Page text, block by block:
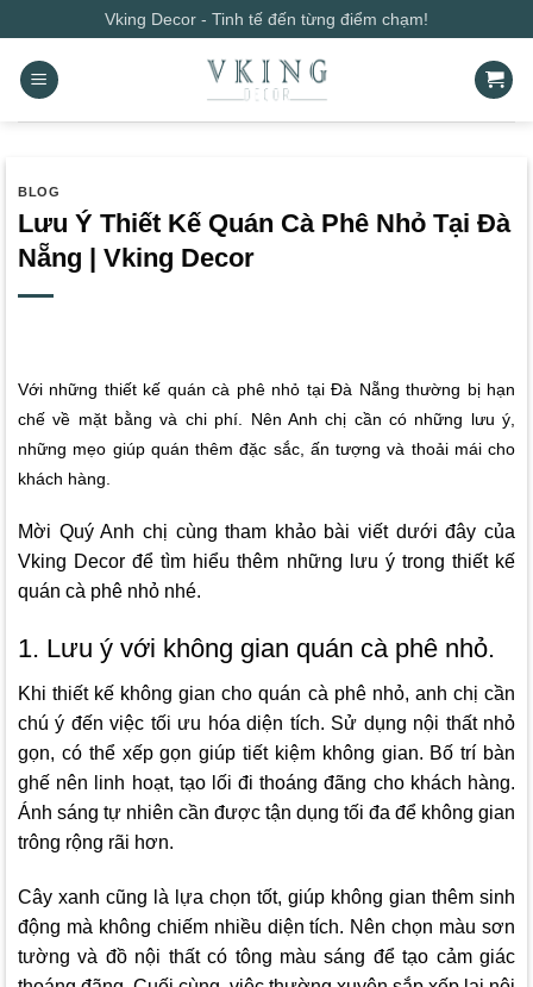
qua
nội
dung
Vking Decor - Tinh tế đến từng điểm chạm!
BLOG
Lưu Ý Thiết Kế Quán Cà Phê Nhỏ Tại Đà
Nẵng | Vking Decor
Với những thiết kế quán cà phê nhỏ tại Đà Nẵng thường bị hạn
chế về mặt bằng và chi phí. Nên Anh chị cần có những lưu ý,
những mẹo giúp quán thêm đặc sắc, ấn tượng và thoải mái cho
khách hàng.
Mời Quý Anh chị cùng tham khảo bài viết dưới đây của
Vking Decor để tìm hiểu thêm những lưu ý trong thiết kế
quán cà phê nhỏ nhé.
1. Lưu ý với không gian quán cà phê nhỏ.
Khi thiết kế không gian cho quán cà phê nhỏ, anh chị cần
chú ý đến việc tối ưu hóa diện tích. Sử dụng nội thất nhỏ
gọn, có thể xếp gọn giúp tiết kiệm không gian. Bố trí bàn
ghế nên linh hoạt, tạo lối đi thoáng đãng cho khách hàng.
Ánh sáng tự nhiên cần được tận dụng tối đa để không gian
trông rộng rãi hơn.
Cây xanh cũng là lựa chọn tốt, giúp không gian thêm sinh
động mà không chiếm nhiều diện tích. Nên chọn màu sơn
tường và đồ nội thất có tông màu sáng để tạo cảm giác